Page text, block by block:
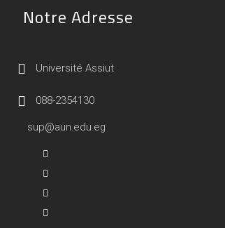
Notre Adresse
Université Assiut
088-2354130
sup@aun.edu.eg